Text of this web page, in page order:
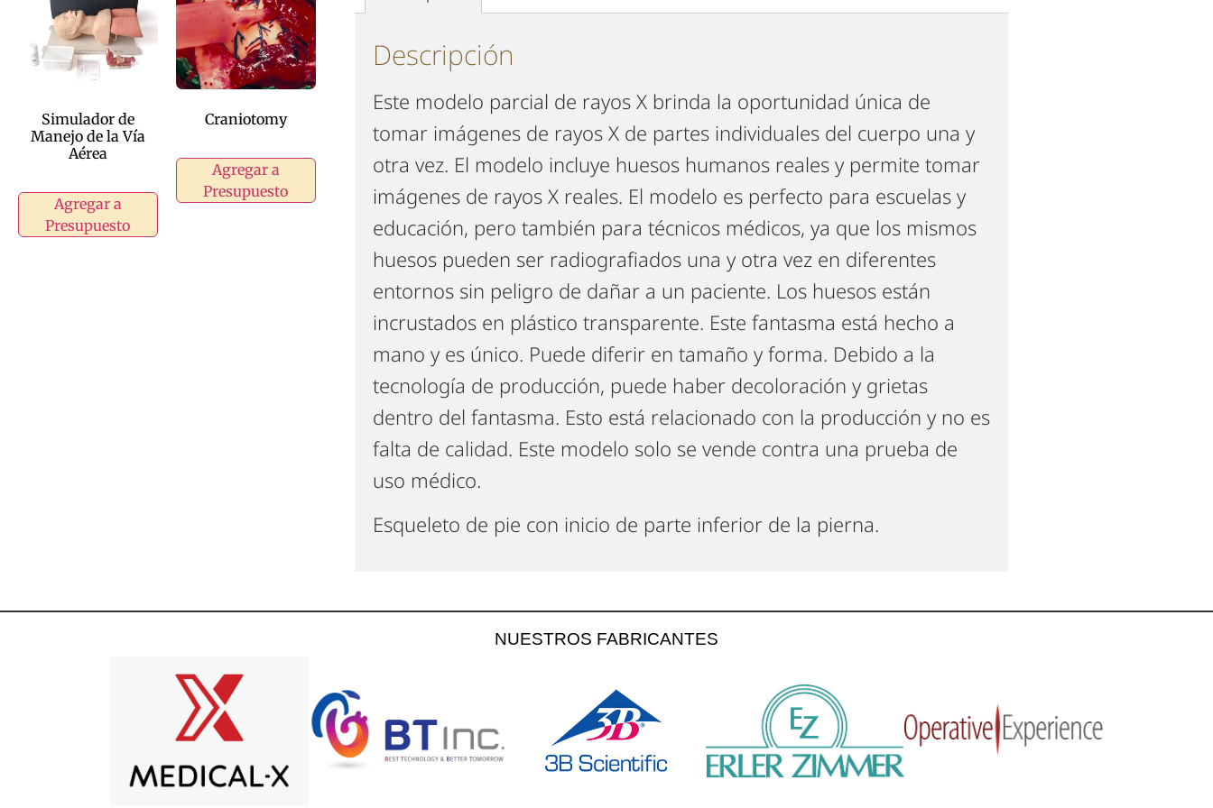
Simulador de
Manejo de la Vía
Aérea
Agregar a
Presupuesto
Craniotomy
Agregar a
Presupuesto
Descripción
Este modelo parcial de rayos X brinda la oportunidad única de
tomar imágenes de rayos X de partes individuales del cuerpo una y
otra vez. El modelo incluye huesos humanos reales y permite tomar
imágenes de rayos X reales. El modelo es perfecto para escuelas y
educación, pero también para técnicos médicos, ya que los mismos
huesos pueden ser radiografiados una y otra vez en diferentes
entornos sin peligro de dañar a un paciente. Los huesos están
incrustados en plástico transparente. Este fantasma está hecho a
mano y es único. Puede diferir en tamaño y forma. Debido a la
tecnología de producción, puede haber decoloración y grietas
dentro del fantasma. Esto está relacionado con la producción y no es
falta de calidad. Este modelo solo se vende contra una prueba de
uso médico.
Esqueleto de pie con inicio de parte inferior de la pierna.
NUESTROS FABRICANTES